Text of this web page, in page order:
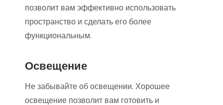
позволит вам эффективно использовать
пространство и сделать его более
функциональным.
Освещение
Не забывайте об освещении. Хорошее
освещение позволит вам готовить и